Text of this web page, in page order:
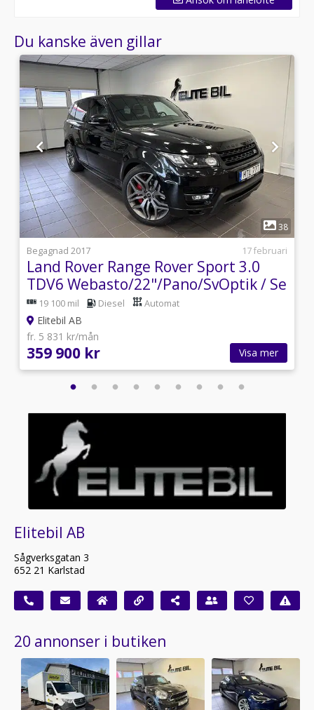
Du kanske även gillar
1
38
Begagnad 2017
17 februari
Land Rover Range Rover Sport 3.0
TDV6 Webasto/22"/Pano/SvOptik / Se
Spec.
19 100 mil Diesel Automat
Elitebil AB
fr. 5 831 kr/mån
359 900 kr Visa mer
Elitebil AB
Sågverksgatan 3
652 21 Karlstad
20 annonser i butiken